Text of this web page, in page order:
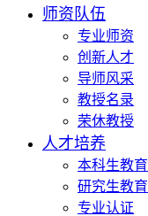
师资队伍
专业师资
创新人才
导师风采
教授名录
荣休教授
人才培养
本科生教育
研究生教育
专业认证